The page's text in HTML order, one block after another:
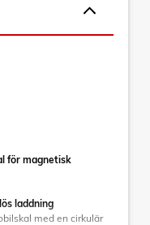
för magnetisk
laddning
med en cirkulär